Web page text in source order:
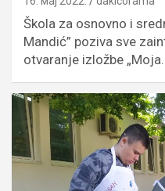
Škola za osnovno i
Mandić” poziva sve
otvaranje izložbe